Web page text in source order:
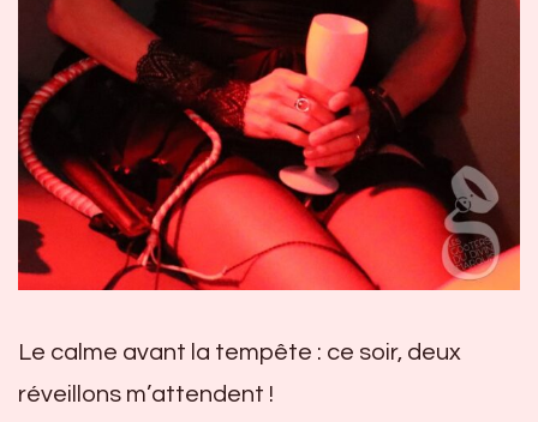
Le calme avant la tempête : ce soir, deux
réveillons m’attendent !